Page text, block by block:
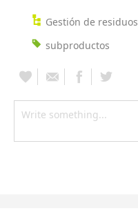
Gestión de residuos
subproductos